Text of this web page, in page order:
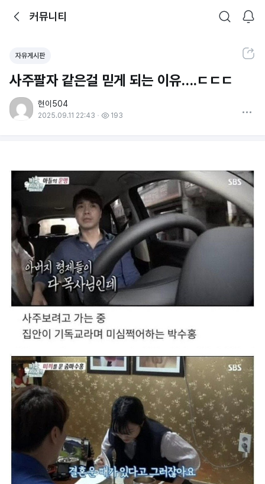
뒤로가기커뮤니티
커뮤니티
검색
알림
공유하기
자유게시판
사주팔자 같은걸 믿게 되는 이유….ㄷㄷㄷ
현이504
2025.09.11 22:43 193